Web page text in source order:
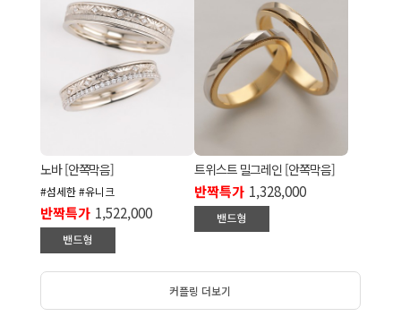
노바 [안쪽막음]
#섬세한 #유니크
반짝특가 1,522,000
트위스트 밀그레인 [안쪽막음]
반짝특가 1,328,000
커플링 더보기